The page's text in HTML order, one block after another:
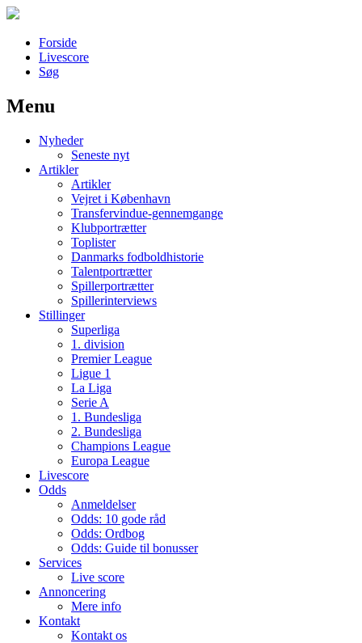
Forside
Livescore
Søg
Наши партнеры
лучшие займы
Menu
Nyheder
Seneste nyt
Artikler
Artikler
Vejret i København
Transfervindue-gennemgange
Klubportrætter
Toplister
Danmarks fodboldhistorie
Talentportrætter
Spillerportrætter
Spillerinterviews
Stillinger
Superliga
1. division
Premier League
Ligue 1
La Liga
Serie A
1. Bundesliga
2. Bundesliga
Champions League
Europa League
Livescore
Odds
Anmeldelser
Odds: 10 gode råd
Odds: Ordbog
Odds: Guide til bonusser
Services
Live score
Annoncering
Mere info
Kontakt
Kontakt os